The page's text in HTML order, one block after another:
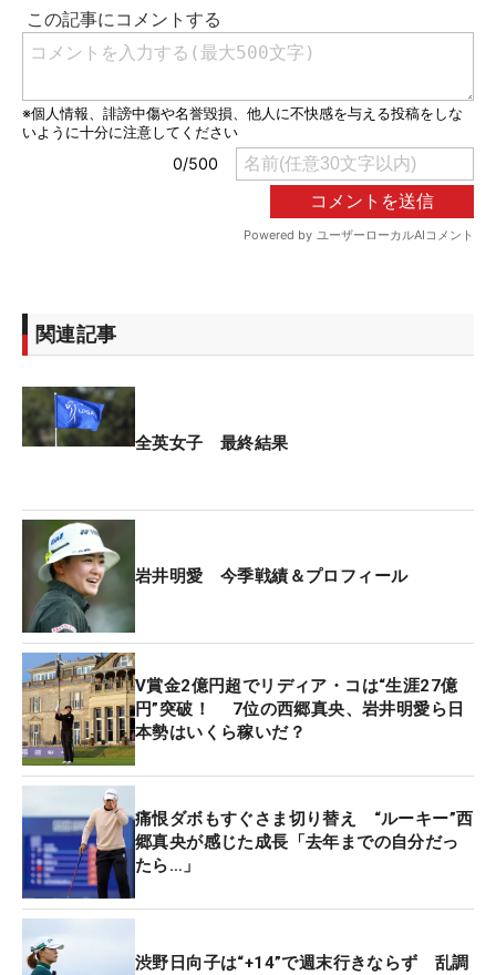
関連記事
全英女子 最終結果
岩井明愛 今季戦績＆プロフィール
V賞金2億円超でリディア・コは“生涯27億
円”突破！ 7位の西郷真央、岩井明愛ら日
本勢はいくら稼いだ？
痛恨ダボもすぐさま切り替え “ルーキー”西
郷真央が感じた成長「去年までの自分だっ
たら…」
渋野日向子は“+14”で週末行きならず 乱調